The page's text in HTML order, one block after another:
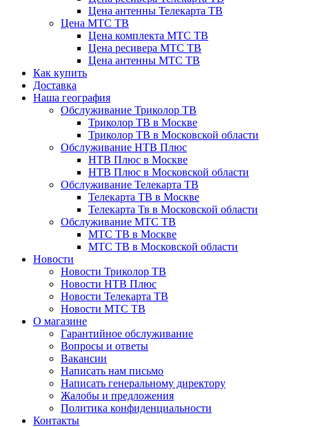
Цена антенны Телекарта ТВ
Цена МТС ТВ
Цена комплекта МТС ТВ
Цена ресивера МТС ТВ
Цена антенны МТС ТВ
Как купить
Доставка
Наша география
Обслуживание Триколор ТВ
Триколор ТВ в Москве
Триколор ТВ в Московской области
Обслуживание НТВ Плюс
НТВ Плюс в Москве
НТВ Плюс в Московской области
Обслуживание Телекарта ТВ
Телекарта ТВ в Москве
Телекарта Тв в Московской области
Обслуживание МТС ТВ
МТС ТВ в Москве
МТС ТВ в Московской области
Новости
Новости Триколор ТВ
Новости НТВ Плюс
Новости Телекарта ТВ
Новости МТС ТВ
О магазине
Гарантийное обслуживание
Вопросы и ответы
Вакансии
Написать нам письмо
Написать генеральному директору
Жалобы и предложения
Политика конфиденциальности
Контакты